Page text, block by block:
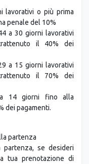
lavorativi o più prima
penale del 10%
a 30 giorni lavorativi
il 40% dei
a 15 giorni lavorativi
il 70% dei
14 giorni fino alla
pagamenti.
partenza